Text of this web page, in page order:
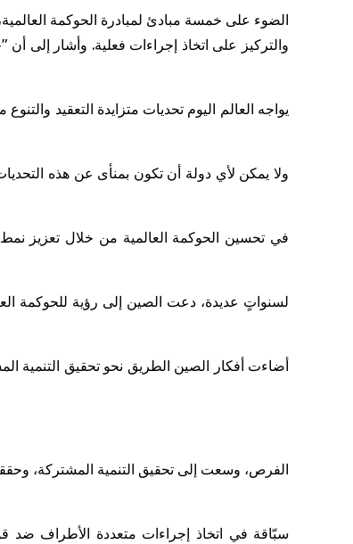
والتركيز على اتخاذ إجراءات فعلية. وأشار إلى
يواجه العالم اليوم تحديات متزايدة التعقيد
ولا يمكن لأي دولة أن تكون بمنأى عن هذه
لسنواتٍ عديدة، دعت الصين إلى رؤية للحوكمة
أضاءت أفكار الصين الطريق نحو تحقيق التنمية